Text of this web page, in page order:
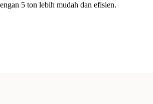
5 ton lebih mudah dan efisien.